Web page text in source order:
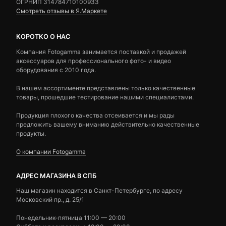
ОГРНИП 314784710100933
Смотреть отзывы в Я.Маркете
КОРОТКО О НАС
Компания Fotogamma занимается поставкой и продажей
аксессуаров для профессионального фото- и видео
оборудования с 2010 года.
В нашем ассортименте представлены только качественные
товары, прошедшие тестирование нашими специалистами.
Продукция плохого качества отсеивается и мы рады
предложить вашему вниманию действительно качественные
продукты.
О компании Fotogamma
АДРЕС МАГАЗИНА В СПБ
Наш магазин находится в Санкт-Петербурге, по адресу
Московский пр., д. 25/1
Понедельник-пятница 11:00 — 20:00